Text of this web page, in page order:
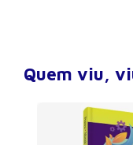
Encadernação
Quem viu,